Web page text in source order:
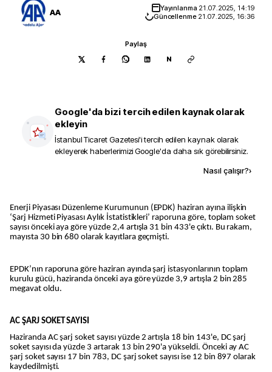
AA Yayınlanma 21.07.2025, 14:19
Güncellenme 21.07.2025, 16:36
Paylaş
N
Google'da bizi tercih edilen kaynak olarak
ekleyin
İstanbul Ticaret Gazetesi'i tercih edilen kaynak olarak
ekleyerek haberlerimizi Google'da daha sık görebilirsiniz.
Nasıl çalışır?›
Enerji Piyasası Düzenleme Kurumunun (EPDK) haziran ayına ilişkin
‘Şarj Hizmeti Piyasası Aylık İstatistikleri’ raporuna göre, toplam soket
sayısı önceki aya göre yüzde 2,4 artışla 31 bin 433'e çıktı. Bu rakam,
mayısta 30 bin 680 olarak kayıtlara geçmişti.
EPDK’nın raporuna göre haziran ayında şarj istasyonlarının toplam
kurulu gücü, haziranda önceki aya göre yüzde 3,9 artışla 2 bin 285
megavat oldu.
AC ŞARJ SOKET SAYISI
Haziranda AC şarj soket sayısı yüzde 2 artışla 18 bin 143'e, DC şarj
soket sayısı da yüzde 3 artarak 13 bin 290'a yükseldi. Önceki ay AC
şarj soket sayısı 17 bin 783, DC şarj soket sayısı ise 12 bin 897 olarak
kaydedilmişti.